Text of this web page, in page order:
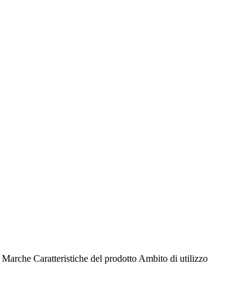
Marche Caratteristiche del prodotto Ambito di utilizzo